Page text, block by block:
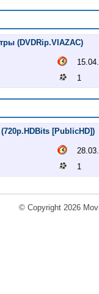
(DVDRip.VIAZAC)
1
[PublicHD])
1
© Copyright 2026